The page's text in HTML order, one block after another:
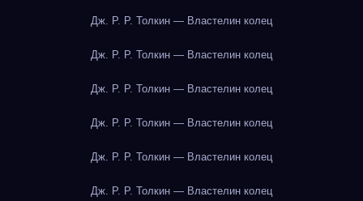
Дж. Р. Р. Толкин — Властелин колец
Дж. Р. Р. Толкин — Властелин колец
Дж. Р. Р. Толкин — Властелин колец
Дж. Р. Р. Толкин — Властелин колец
Дж. Р. Р. Толкин — Властелин колец
Дж. Р. Р. Толкин — Властелин колец